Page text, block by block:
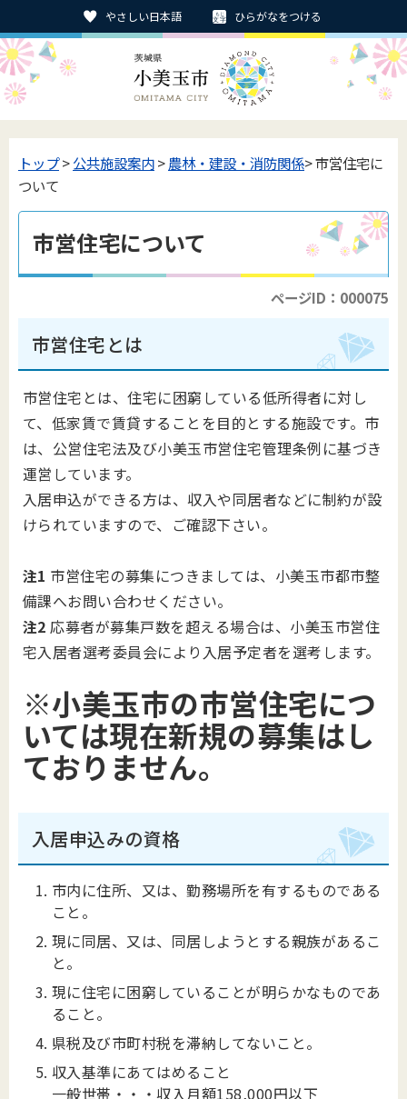
やさしい日本語 ひらがなをつける
トップ>公共施設案内>農林・建設・消防関係> 市営住宅に
ついて
市営住宅について
ページID：000075
市営住宅とは
市営住宅とは、住宅に困窮している低所得者に対し
て、低家賃で賃貸することを目的とする施設です。市
は、公営住宅法及び小美玉市営住宅管理条例に基づき
運営しています。
入居申込ができる方は、収入や同居者などに制約が設
けられていますので、ご確認下さい。
注1 市営住宅の募集につきましては、小美玉市都市整
備課へお問い合わせください。
注2 応募者が募集戸数を超える場合は、小美玉市営住
宅入居者選考委員会により入居予定者を選考します。
※小美玉市の市営住宅につ
いては現在新規の募集はし
ておりません。
入居申込みの資格
市内に住所、又は、勤務場所を有するものである
こと。
現に同居、又は、同居しようとする親族があるこ
と。
現に住宅に困窮していることが明らかなものであ
ること。
県税及び市町村税を滞納してないこと。
収入基準にあてはめること
一般世帯・・・収入月額158,000円以下